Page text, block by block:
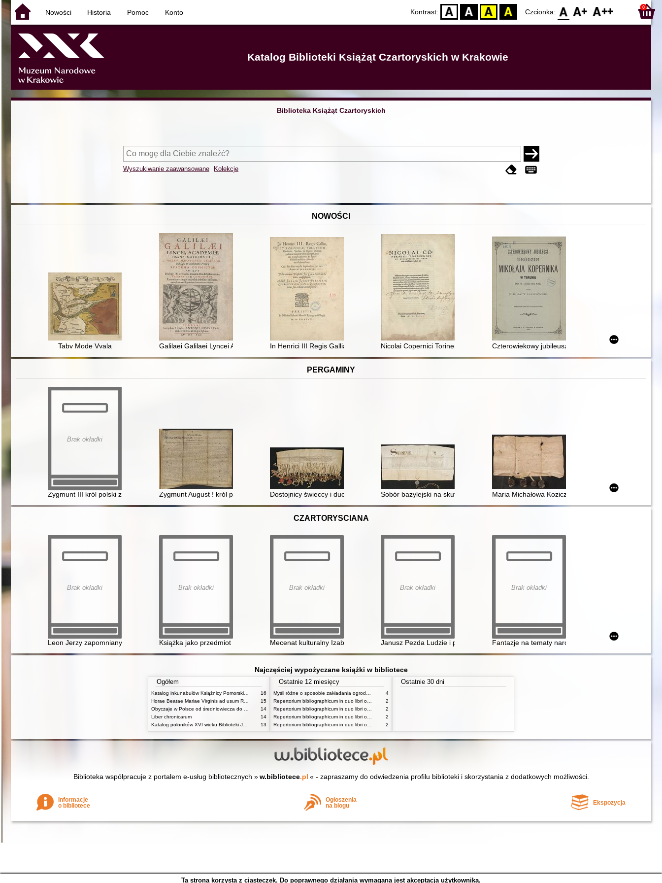
Nowości Historia Pomoc Konto Kontrast: D BW YB BY Czcionka: F0 F1 F2 0
Katalog Biblioteki Książąt Czartoryskich w Krakowie
Biblioteka Książąt Czartoryskich
Wyszukiwanie zaawansowane Kolekcje
NOWOŚCI
Tabv Mode Vvala Galilaei Galilaei Lyncei Academiae Pisanae Mathematici Systema Cosmicvm Jn Qvo Dialogis IV de duobus maximis Mundi Systematibus Ptolemaico &
In Henrici III Regis Galliae & Poloniae Foelicem Reditum Versus in fronte Domus publicae Lutetiae vrbis ascripti quo die
Nicolai Copernici Torinensis De Revolvtionibvs Orbium coelestium Libri VI Habes in hoc
Czterowiekowy jubileusz urodzin Mikołaja Kopernika
PERGAMINY
Brak okładki
Zygmunt III król polski zezwala Zofii Kozłowskiej 1˚ voto Malickiej obecnie Janowej Latyczyńskiej aby córce swojej Zofii Malickiej i zięciowi Andrzejowi Sojeckiemu odstąpiła prawo dożywocia na
Zygmunt August ! król polski powtarza i zatwierdza artykuły cechów ślusarzy kowali mieczników rymarzy kotlarzy paśników siodlarzy konwisarzy puszkarzy i
Dostojnicy świeccy i duchowni rycerze szlachta miasta i cała społeczność Królestwa Polskiego przyrzekają zachowywać
Sobór bazylejski na skutek skarg Michała biskupa sambijskiego iż kler diecezji
Maria Michałowa Koziczyna zapisuje Michałowi i
CZARTORYSCIANA
Brak okładki
Leon Jerzy zapomniany syn Adama Jerzego i Anny przyczynek do genealogii rodu Czartoryskich
Brak okładki
Książka jako przedmiot muzealny rozważania na przykładzie Kancjonału puławskiego z Biblioteki XX Czartoryskich w Krakowie
Brak okładki
Mecenat kulturalny Izabeli i Adama Kazimierza Czartoryskich sztuki plastyczne teatr muzyka literatura
Brak okładki
Janusz Pezda Ludzie i pieniądze finanse w działalności Adama Jerzego Czartoryskiego i
Brak okładki
Fantazje na tematy narodowe Augusta Fryderyka
Najczęściej wypożyczane książki w bibliotece
Ogółem
16
15
14
Liber chronicarum
14
13
Ostatnie 12 miesięcy
4
2
2
2
2
Ostatnie 30 dni
Biblioteka współpracuje z portalem e-usług bibliotecznych » w.bibliotece.pl « - zapraszamy do odwiedzenia profilu biblioteki i skorzystania z dodatkowych możliwości.
Informacje
o bibliotece
Ogłoszenia
na blogu
Ekspozycja
Ta strona korzysta z ciasteczek. Do poprawnego działania wymagana jest akceptacja użytkownika.